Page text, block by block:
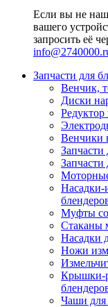
Если вы не
вашего
запросить её
info@2740000
Запчасти для
Венчик,
Диски
Редуктор
Венчики
Запчасти
Запчасти
Насадки-
Муфты
Стаканы
Насадки
Ножи
Крышки-
Чаши для